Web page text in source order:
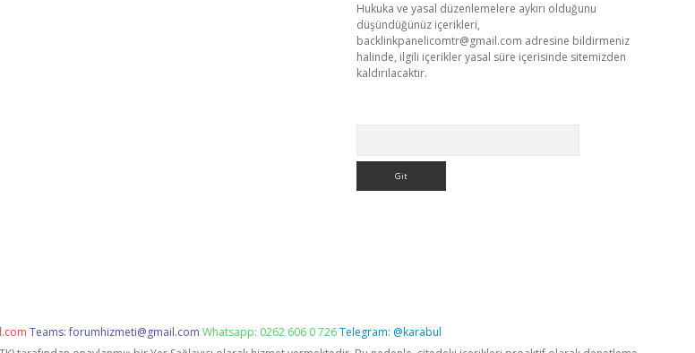
Hukuka ve yasal düzenlemelere aykırı olduğunu
düşündüğünüz içerikleri,
backlinkpanelicomtr@gmail.com adresine bildirmeniz
halinde, ilgili içerikler yasal süre içerisinde sitemizden
kaldırılacaktır.
Teams:forumhizmeti@gmail.com Whatsapp: 0262 606 0 726Telegram: @karabul